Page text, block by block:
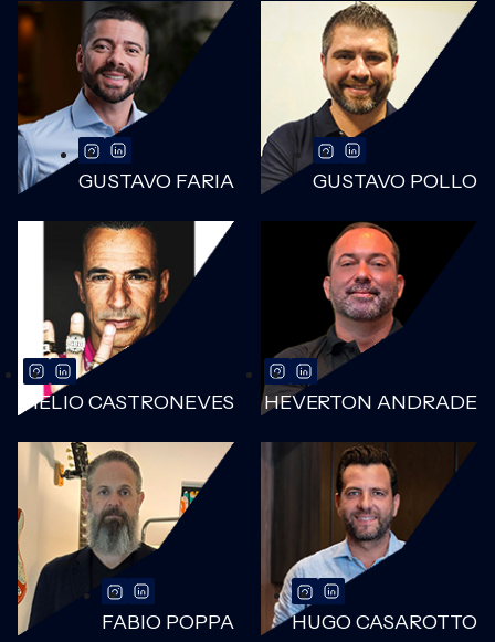
GUSTAVO FARIA GUSTAVO POLLO
HELIO CASTRONEVES HEVERTON ANDRADE
FABIO POPPA HUGO CASAROTTO